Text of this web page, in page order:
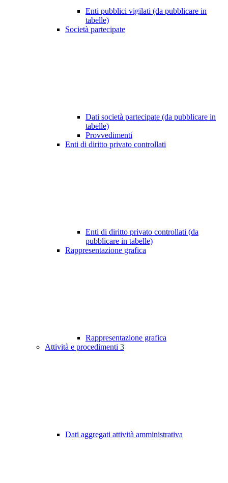
Enti pubblici vigilati (da pubblicare in
tabelle)
Società partecipate
Dati società partecipate (da pubblicare in
tabelle)
Provvedimenti
Enti di diritto privato controllati
Enti di diritto privato controllati (da
pubblicare in tabelle)
Rappresentazione grafica
Rappresentazione grafica
Attività e procedimenti 3
Dati aggregati attività amministrativa